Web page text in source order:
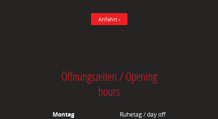
Anfahrt ›
Öffnungszeiten / Opening
hours
Montag
Ruhetag / day off